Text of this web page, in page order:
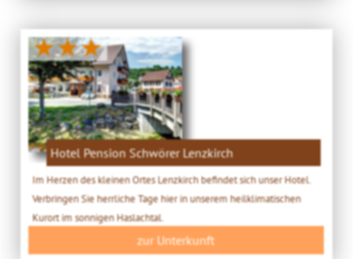
★★★
Hotel Pension Schwörer Lenzkirch
Im Herzen des kleinen Ortes Lenzkirch befindet sich unser Hotel.
Verbringen Sie herrliche Tage hier in unserem heilklimatischen
Kurort im sonnigen Haslachtal.
zur Unterkunft